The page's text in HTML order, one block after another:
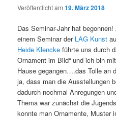
Veröffentlicht am19. März 2018
Das Seminar-Jahr hat
einem Seminar der LAG Kunst
Heide Klencke führte uns durch
Ornament im Bild“ und ich bin
Hause gegangen….das Tolle an
ja, dass man die Ausstellungen
dadurch nochmal Anregungen
Thema war zunächst die
konnte man Ornamente, Muster